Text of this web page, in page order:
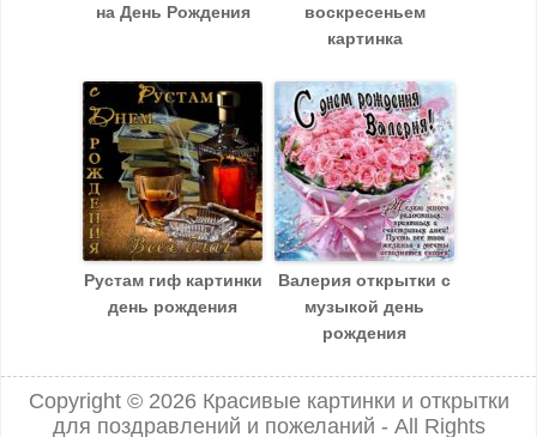
на День Рождения
воскресеньем
картинка
Рустам гиф картинки
день рождения
Валерия открытки с
музыкой день
рождения
Copyright © 2026 Красивые картинки и открытки
для поздравлений и пожеланий - All Rights